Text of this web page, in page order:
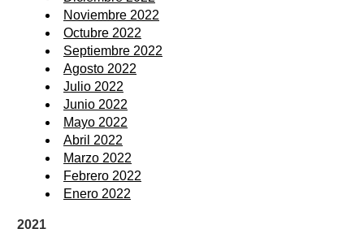
Noviembre 2022
Octubre 2022
Septiembre 2022
Agosto 2022
Julio 2022
Junio 2022
Mayo 2022
Abril 2022
Marzo 2022
Febrero 2022
Enero 2022
2021